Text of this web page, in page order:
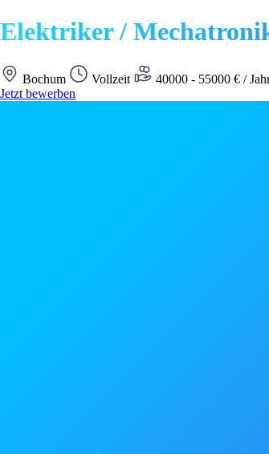
Elektriker /
Bochum Vollzeit 40000 - 55000 € /
Jetzt bewerben